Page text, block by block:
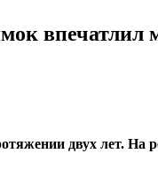
впечатлил
двух лет. На